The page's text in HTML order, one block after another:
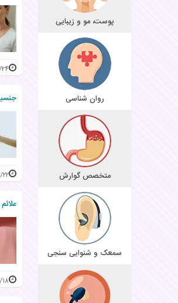
پوست، مو و زیبایی
روان شناسی
متخصص گوارش
سمعک و شنوایی سنجی